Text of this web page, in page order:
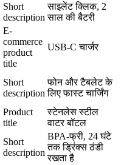
Short
description
साइलेंट क्लिक, 2
साल की बैटरी
E-
commerce
product
title
USB-C चार्जर
Short
description
फोन और टैबलेट के
लिए फास्ट चार्जिंग
Product
title
स्टेनलेस स्टील
वाटर बॉटल
Short
description
BPA-फ्री, 24 घंटे
तक ड्रिंक्स ठंडी
रखता है